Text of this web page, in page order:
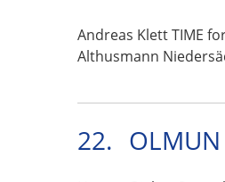
Andreas Klett TIME
Althusmann
22.